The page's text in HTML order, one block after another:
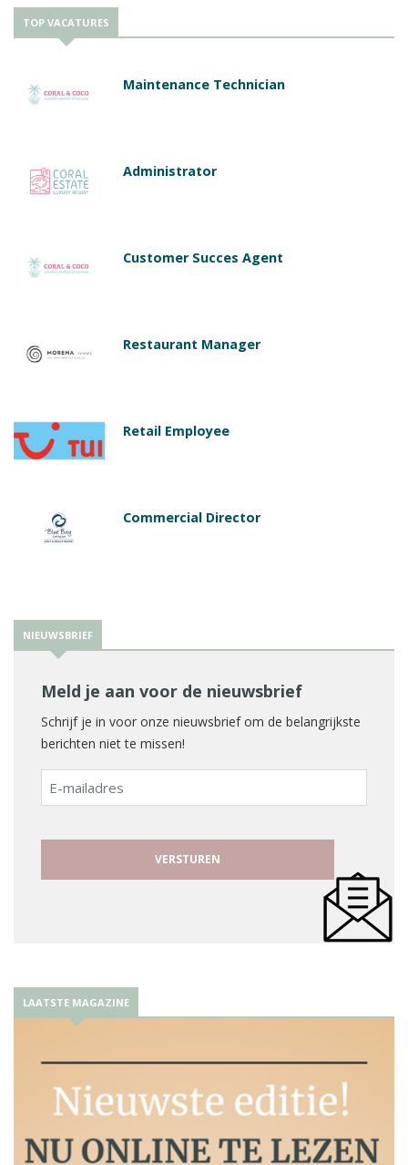
TOP VACATURES
Maintenance Technician
Administrator
Customer Succes Agent
Restaurant Manager
Retail Employee
Commercial Director
NIEUWSBRIEF
Meld je aan voor de nieuwsbrief
Schrijf je in voor onze nieuwsbrief om de belangrijkste
berichten niet te missen!
E-
mailadres
LAATSTE MAGAZINE